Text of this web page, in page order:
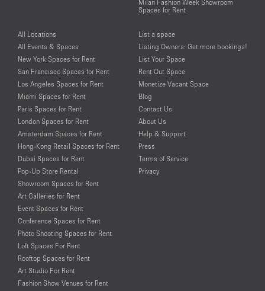
Milan Fashion Week Showroom
Spaces for Rent
All Locations
All Events & Spaces
New York Spaces for Rent
San Francisco Spaces for Rent
Los Angeles Spaces for Rent
Miami Spaces for Rent
Paris Spaces for Rent
London Spaces for Rent
Amsterdam Spaces for Rent
Hong-Kong Retail Spaces for Rent
Dubai Spaces for Rent
Pop-Up Store Rental
Showroom Spaces for Rent
Art Galleries for Rent
Event Spaces for Rent
Conference Spaces for Rent
Photo Shooting Spaces for Rent
Loft Spaces For Rent
Rooftop Spaces for Rent
Art Studio For Rent
Fashion Show Venues for Rent
List a space
Listing Owners: Get more bookings!
List Your Space
Rent Out Space
Monetize Vacant Space
Blog
Contact Us
About Us
Help & Support
Press
Terms of Service
Privacy